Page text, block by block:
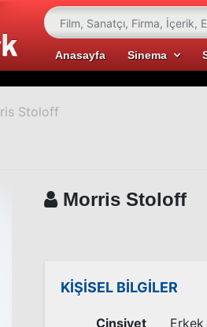
Anasayfa Sinema
Stoloff
Morris Stoloff
KİŞİSEL BİLGİLER
Cinsiyet
Erkek